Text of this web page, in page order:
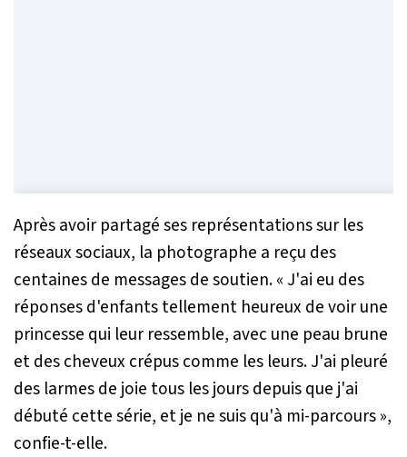
Après avoir partagé ses représentations sur les
réseaux sociaux, la photographe a reçu des
centaines de messages de soutien.« J'ai eu des
réponses d'enfants tellement heureux de voir une
princesse qui leur ressemble, avec une peau brune
et des cheveux crépus comme les leurs. J'ai pleuré
des larmes de joie tous les jours depuis que j'ai
débuté cette série, et je ne suis qu'à mi-parcours »,
confie-t-elle.